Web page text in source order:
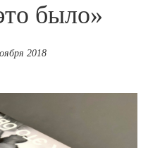
было»
2018